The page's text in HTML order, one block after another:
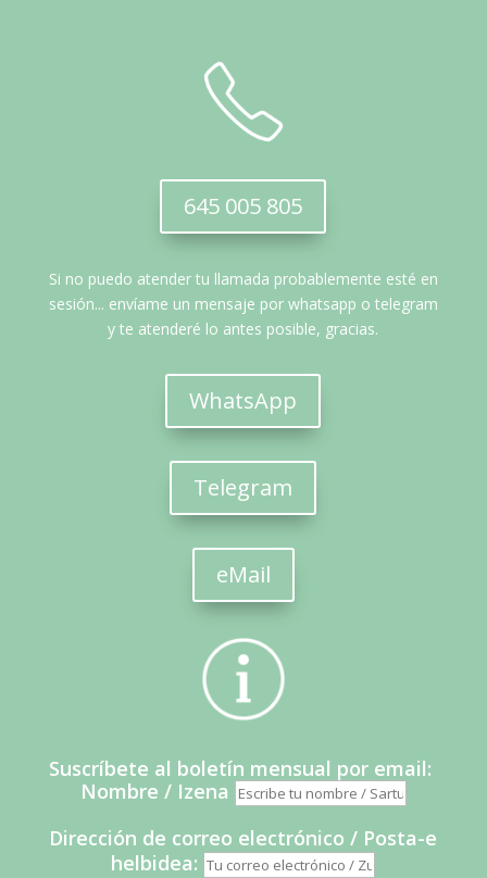
645 005 805
Si no puedo atender tu llamada probablemente esté en
sesión... envíame un mensaje por whatsapp o telegram
y te atenderé lo antes posible, gracias.
WhatsApp
Telegram
eMail
Suscríbete al boletín mensual por email:
Nombre / Izena
Dirección de correo electrónico / Posta-e
helbidea: